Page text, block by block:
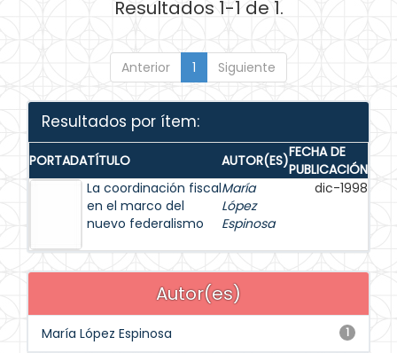
Resultados 1-1 de 1.
Anterior 1 Siguiente
Resultados por ítem:
PORTADATÍTULO AUTOR(ES)FECHA DE
PUBLICACIÓN
La coordinación fiscal
en el marco del
nuevo federalismo
María
López
Espinosa
dic-1998
Autor(es)
1
María López Espinosa